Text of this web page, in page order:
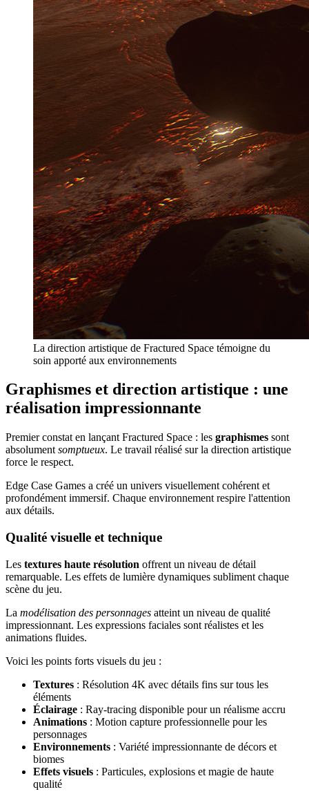
La direction artistique de Fractured Space témoigne du
soin apporté aux environnements
Graphismes et direction artistique : une
réalisation impressionnante
Premier constat en lançant Fractured Space : les graphismes sont
absolument somptueux. Le travail réalisé sur la direction artistique
force le respect.
Edge Case Games a créé un univers visuellement cohérent et
profondément immersif. Chaque environnement respire l'attention
aux détails.
Qualité visuelle et technique
Les textures haute résolution offrent un niveau de détail
remarquable. Les effets de lumière dynamiques subliment chaque
scène du jeu.
La modélisation des personnages atteint un niveau de qualité
impressionnant. Les expressions faciales sont réalistes et les
animations fluides.
Voici les points forts visuels du jeu :
Textures : Résolution 4K avec détails fins sur tous les
éléments
Éclairage : Ray-tracing disponible pour un réalisme accru
Animations : Motion capture professionnelle pour les
personnages
Environnements : Variété impressionnante de décors et
biomes
Effets visuels : Particules, explosions et magie de haute
qualité